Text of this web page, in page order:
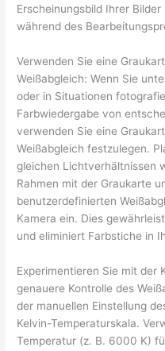
Erscheinungsbild Ihrer
während des
Verwenden Sie eine
Weißabgleich: Wenn Sie
oder in Situationen
Farbwiedergabe von
verwenden Sie eine
Weißabgleich festzulegen.
gleichen Lichtverhältnissen
Rahmen mit der Graukarte
benutzerdefinierten
Kamera ein. Dies
und eliminiert Farbstiche in
Experimentieren Sie mit der
genauere Kontrolle des
der manuellen Einstellung
Kelvin-Temperaturskala.
Temperatur (z. B. 6000 K)